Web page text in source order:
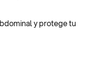
y protege tu